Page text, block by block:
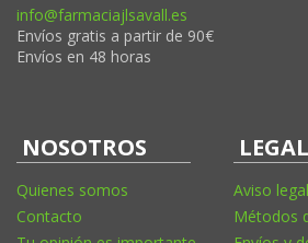
info@farmaciajlsavall.es
Envíos gratis a partir de 90€
Envíos en 48 horas
NOSOTROS
Quienes somos
Contacto
LEGAL
Aviso legal
Métodos